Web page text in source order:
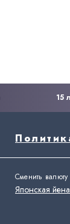
15
Сменить
Японская